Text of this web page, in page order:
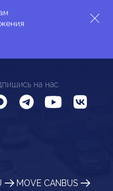
на нас
MOVE CANBUS